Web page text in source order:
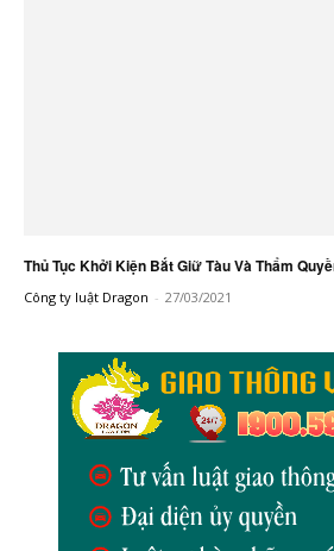
Thủ Tục Khởi Kiện Bắt Giữ Tàu Và Thẩm
Công ty luật Dragon - 27/03/2021